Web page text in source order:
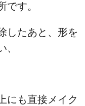
です。
したあと、形を
にも直接メイク